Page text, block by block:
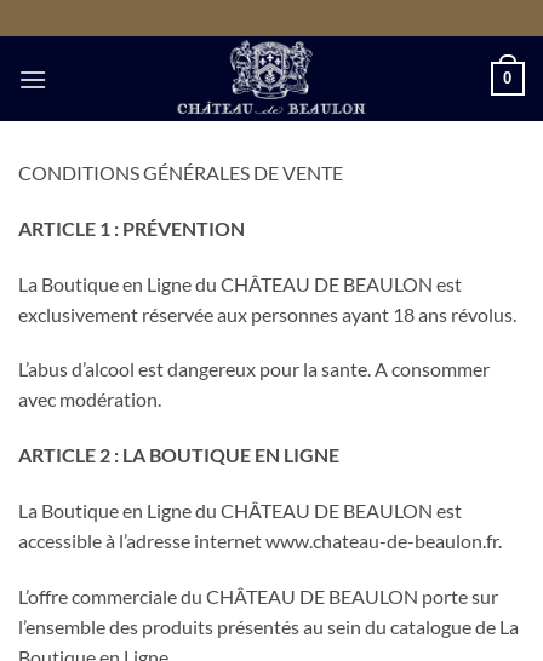
au
contenu
0
CONDITIONS GÉNÉRALES DE VENTE
ARTICLE 1 : PRÉVENTION
La Boutique en Ligne du CHÂTEAU DE BEAULON est
exclusivement réservée aux personnes ayant 18 ans révolus.
L’abus d’alcool est dangereux pour la sante. A consommer
avec modération.
ARTICLE 2 : LA BOUTIQUE EN LIGNE
La Boutique en Ligne du CHÂTEAU DE BEAULON est
accessible à l’adresse internet www.chateau-de-beaulon.fr.
L’offre commerciale du CHÂTEAU DE BEAULON porte sur
l’ensemble des produits présentés au sein du catalogue de La